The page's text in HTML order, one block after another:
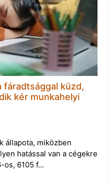
fáradtsággal küzd,
kér munkahelyi
állapota, miközben
hatással van a cégekre
os, 6105 f…